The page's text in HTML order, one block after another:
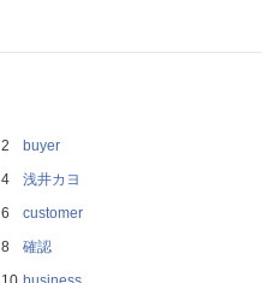
buyer
浅井カヨ
customer
確認